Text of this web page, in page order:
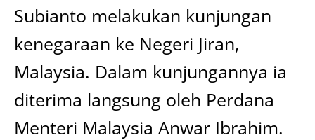
Subianto melakukan kunjungan
kenegaraan ke Negeri Jiran,
Malaysia. Dalam kunjungannya ia
diterima langsung oleh Perdana
Menteri Malaysia Anwar Ibrahim.